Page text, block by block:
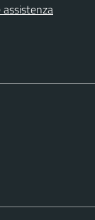
assistenza